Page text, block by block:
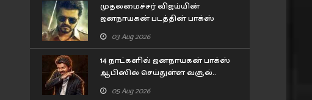
முதலமைச்சர் விஜய்யின்
ஜனநாயகன் படத்தின் பாக்ஸ்
ஆபிஸ் வசூல்.. 11 நாட்கள்
விவரம்
03 Aug 2026
14 நாட்களில் ஜனநாயகன் பாக்ஸ்
ஆபிஸில் செய்துள்ள வசூல்..
புதிய சாதனை படைத்த விஜய்
05 Aug 2026